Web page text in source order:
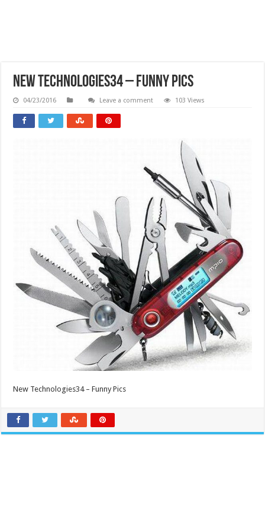
New Technologies34 – Funny Pics
04/23/2016 Leave a comment 103 Views
New Technologies34 – Funny Pics